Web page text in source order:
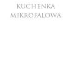
KUCHENKA
MIKROFALOWA